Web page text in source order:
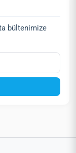
bültenimize